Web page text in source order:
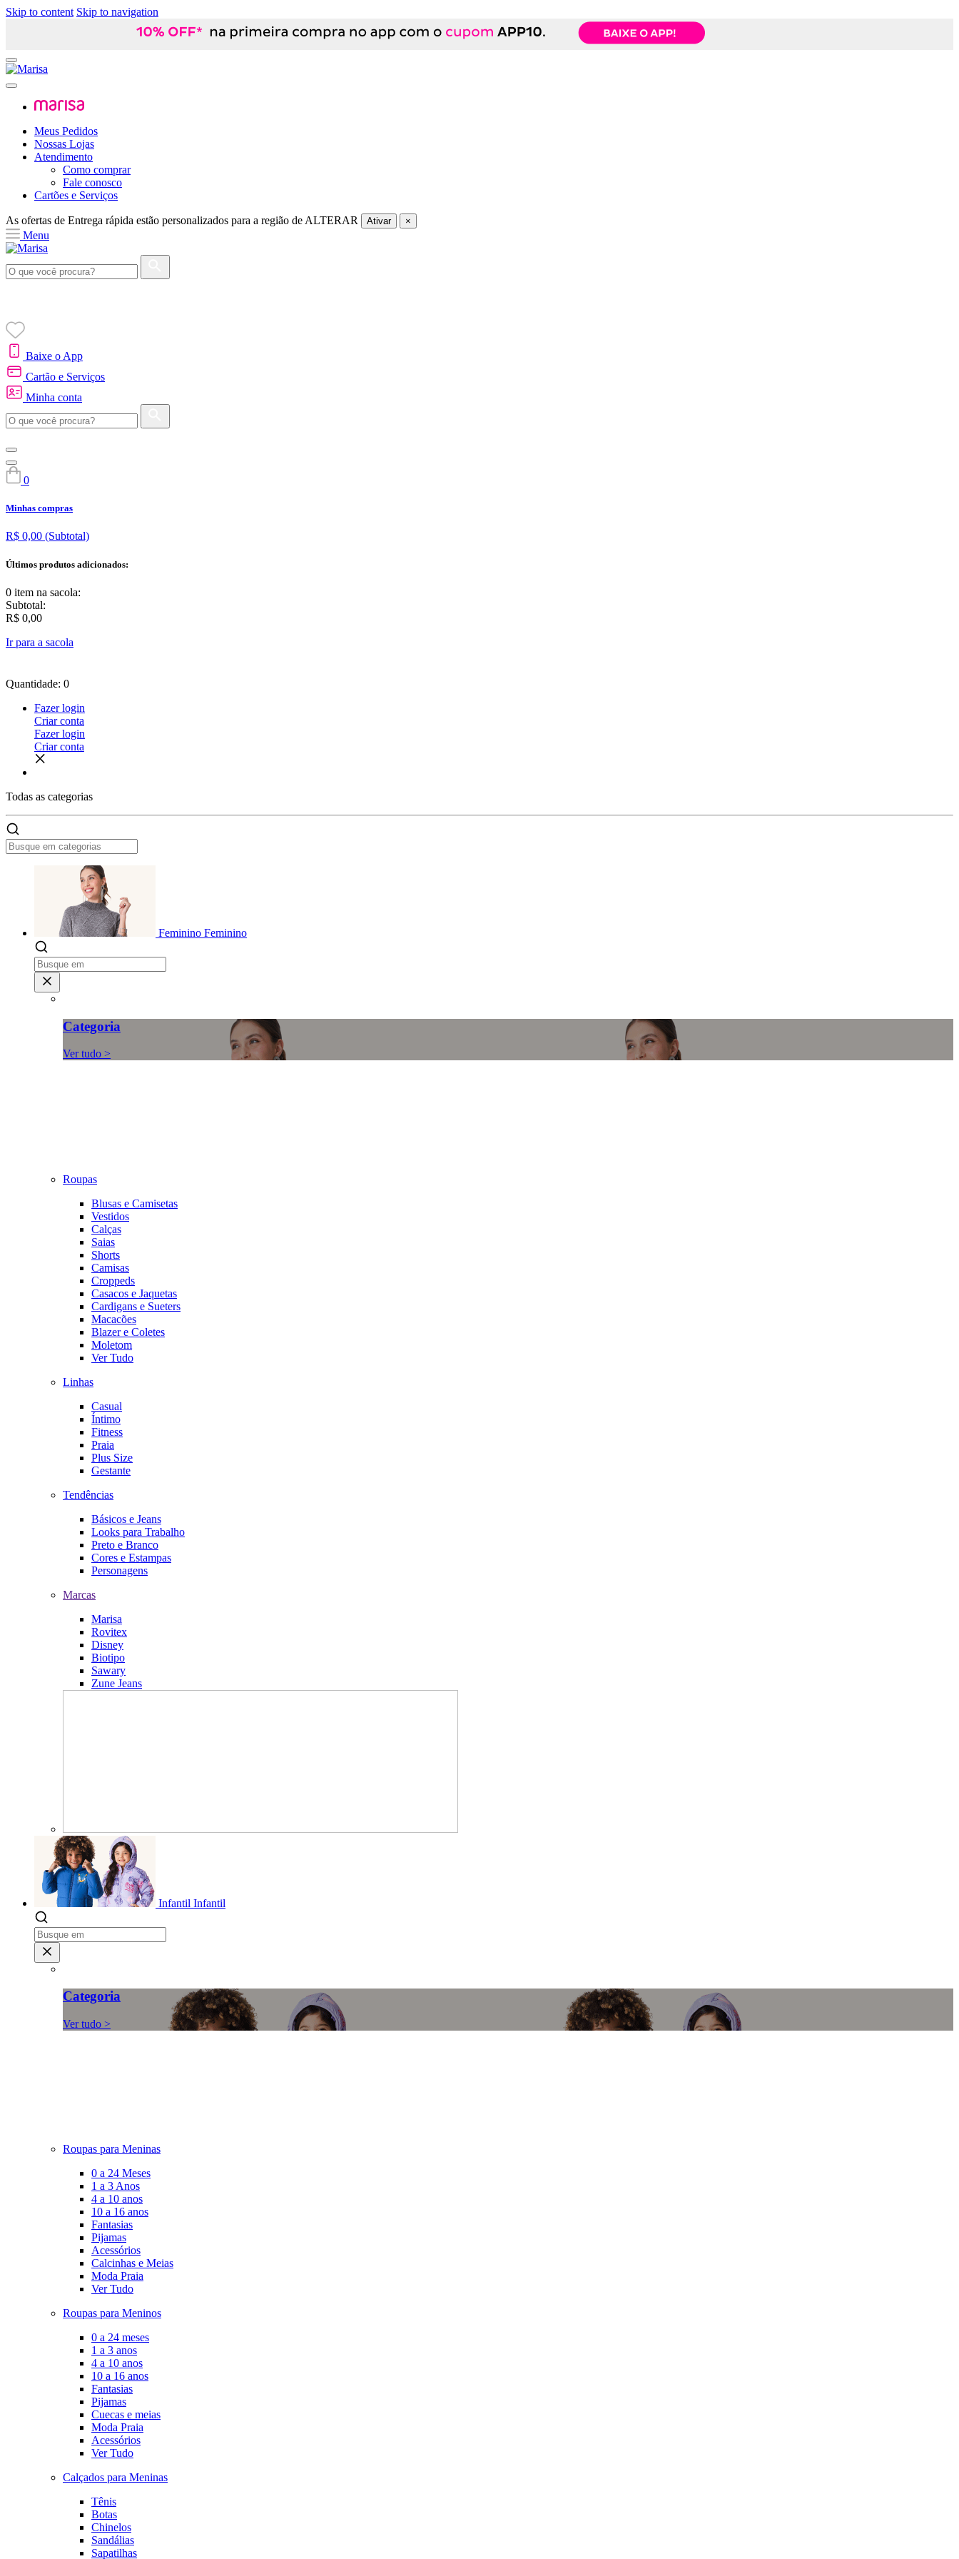
Skip to content Skip to navigation
Meus Pedidos
Nossas Lojas
Atendimento
Como comprar
Fale conosco
Cartões e Serviços
As ofertas de Entrega rápida estão personalizados para a região de ALTERAR Ativar ×
Menu
Baixe o App
Cartão e Serviços
Minha conta
0
Minhas compras
R$ 0,00 (Subtotal)
Últimos produtos adicionados:
0 item na sacola:
Subtotal:
R$ 0,00
Ir para a sacola
Quantidade: 0
Fazer login
Criar conta
Fazer login
Criar conta
Todas as categorias
Feminino Feminino
Categoria
Ver tudo >
Roupas
Blusas e Camisetas
Vestidos
Calças
Saias
Shorts
Camisas
Croppeds
Casacos e Jaquetas
Cardigans e Sueters
Macacões
Blazer e Coletes
Moletom
Ver Tudo
Linhas
Casual
Íntimo
Fitness
Praia
Plus Size
Gestante
Tendências
Básicos e Jeans
Looks para Trabalho
Preto e Branco
Cores e Estampas
Personagens
Marcas
Marisa
Rovitex
Disney
Biotipo
Sawary
Zune Jeans
Infantil Infantil
Categoria
Ver tudo >
Roupas para Meninas
0 a 24 Meses
1 a 3 Anos
4 a 10 anos
10 a 16 anos
Fantasias
Pijamas
Acessórios
Calcinhas e Meias
Moda Praia
Ver Tudo
Roupas para Meninos
0 a 24 meses
1 a 3 anos
4 a 10 anos
10 a 16 anos
Fantasias
Pijamas
Cuecas e meias
Moda Praia
Acessórios
Ver Tudo
Calçados para Meninas
Tênis
Botas
Chinelos
Sandálias
Sapatilhas